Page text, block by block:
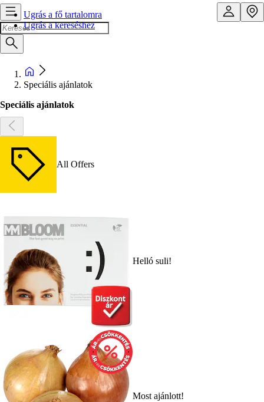
Ugrás a fő tartalomra
Ugrás a kereséshez
Speciális ajánlatok
Speciális ajánlatok
All Offers
Helló suli!
Most ajánlott!